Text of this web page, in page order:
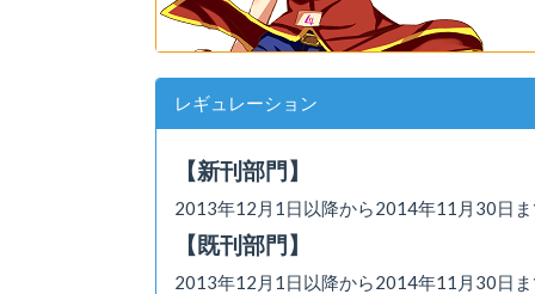
レギュレーション
【新刊部門】
2013年12月1日以降から2014年11月30日
【既刊部門】
2013年12月1日以降から2014年11月30日